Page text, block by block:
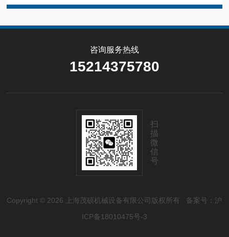
咨询服务热线
15214375780
扫
描
微
信
号
Copyright © 2026 上海茂硕机械设备有限公司版权所有 备案号：沪
ICP备18010475号-3